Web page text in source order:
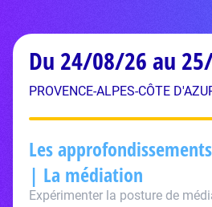
Du 24/08/26 au
PROVENCE-ALPES-CÔTE
Les
| La médiation
Expérimenter la posture de